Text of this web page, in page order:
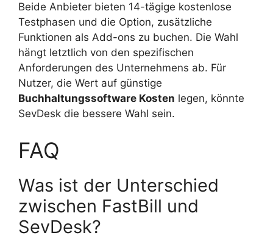
Beide Anbieter bieten 14-tägige kostenlose
Testphasen und die Option, zusätzliche
Funktionen als Add-ons zu buchen. Die Wahl
hängt letztlich von den spezifischen
Anforderungen des Unternehmens ab. Für
Nutzer, die Wert auf günstige
Buchhaltungssoftware Kosten legen, könnte
SevDesk die bessere Wahl sein.
FAQ
Was ist der Unterschied
zwischen FastBill und
SevDesk?